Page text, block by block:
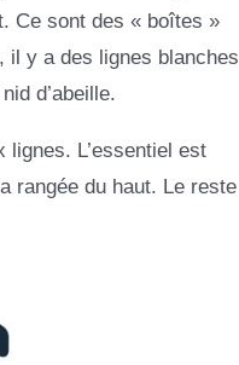
Ce sont des « boîtes »
il y a des lignes blanches
d’abeille.
L’essentiel est
rangée du haut. Le reste